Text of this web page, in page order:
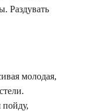
Раздувать
молодая,